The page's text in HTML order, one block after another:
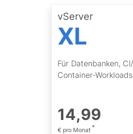
vServer
XL
Für Datenbanken,
Container-Workloads
14,99
€ pro Monat *